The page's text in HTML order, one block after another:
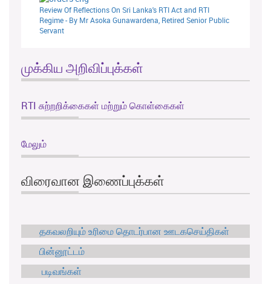
Review Of Reflections On Sri Lanka's RTI Act and RTI
Regime - By Mr Asoka Gunawardena, Retired Senior Public
Servant
முக்கிய அறிவிப்புக்கள்
RTI சுற்றறிக்கைகள் மற்றும் கொள்கைகள்
மேலும்
விரைவான இணைப்புக்கள்
தகவலறியும் உரிமை தொடர்பான ஊடகசெய்திகள்
பின்னூட்டம்
படிவங்கள்